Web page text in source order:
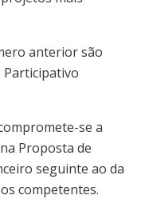
anterior são
Participativo
se a
Proposta de
seguinte ao da
competentes.